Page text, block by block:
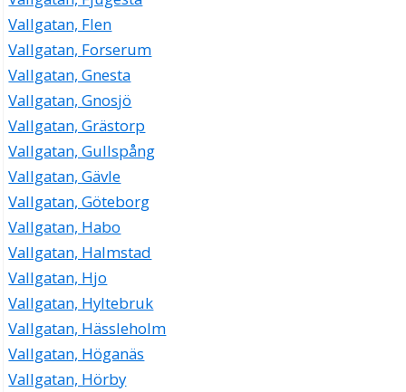
Vallgatan, Flen
Vallgatan, Forserum
Vallgatan, Gnesta
Vallgatan, Gnosjö
Vallgatan, Grästorp
Vallgatan, Gullspång
Vallgatan, Gävle
Vallgatan, Göteborg
Vallgatan, Habo
Vallgatan, Halmstad
Vallgatan, Hjo
Vallgatan, Hyltebruk
Vallgatan, Hässleholm
Vallgatan, Höganäs
Vallgatan, Hörby